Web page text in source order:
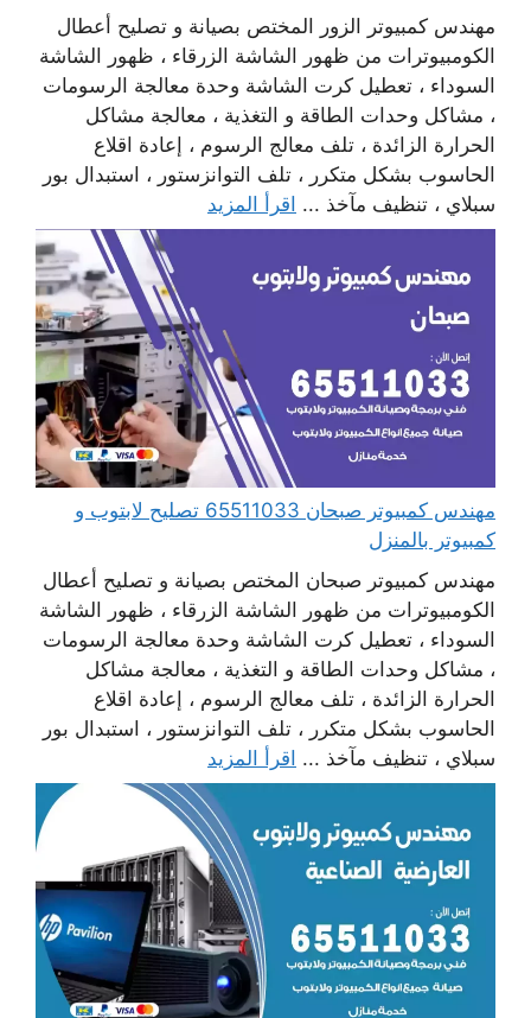
مهندس كمبيوتر الزور المختص بصيانة و تصليح أعطال
الكومبيوترات من ظهور الشاشة الزرقاء ، ظهور الشاشة
السوداء ، تعطيل كرت الشاشة وحدة معالجة الرسومات
، مشاكل وحدات الطاقة و التغذية ، معالجة مشاكل
الحرارة الزائدة ، تلف معالج الرسوم ، إعادة اقلاع
الحاسوب بشكل متكرر ، تلف التوانزستور ، استبدال بور
سبلاي ، تنظيف مآخذ ... اقرأ المزيد
مهندس كمبيوتر صبحان 65511033 تصليح لابتوب و
كمبيوتر بالمنزل
مهندس كمبيوتر صبحان المختص بصيانة و تصليح أعطال
الكومبيوترات من ظهور الشاشة الزرقاء ، ظهور الشاشة
السوداء ، تعطيل كرت الشاشة وحدة معالجة الرسومات
، مشاكل وحدات الطاقة و التغذية ، معالجة مشاكل
الحرارة الزائدة ، تلف معالج الرسوم ، إعادة اقلاع
الحاسوب بشكل متكرر ، تلف التوانزستور ، استبدال بور
سبلاي ، تنظيف مآخذ ... اقرأ المزيد